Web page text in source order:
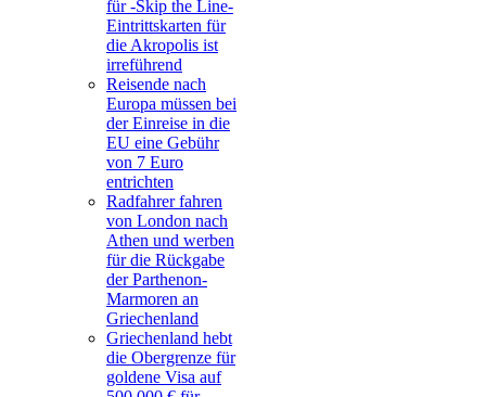
für -Skip the Line-
Eintrittskarten für
die Akropolis ist
irreführend
Reisende nach
Europa müssen bei
der Einreise in die
EU eine Gebühr
von 7 Euro
entrichten
Radfahrer fahren
von London nach
Athen und werben
für die Rückgabe
der Parthenon-
Marmoren an
Griechenland
Griechenland hebt
die Obergrenze für
goldene Visa auf